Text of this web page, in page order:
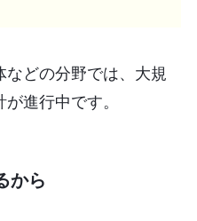
どの分野では、大規
進行中です。
から